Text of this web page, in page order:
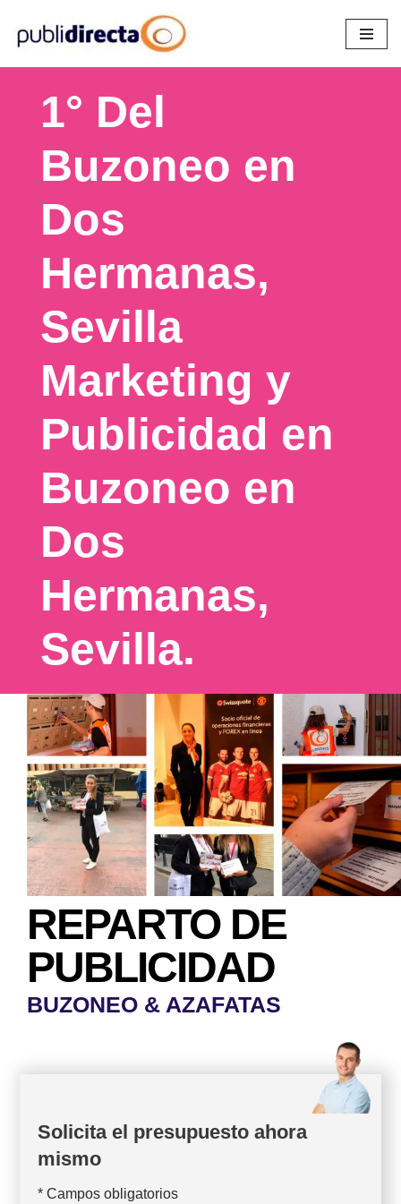
Saltar
contenido
1° Del
Buzoneo en
Dos
Hermanas,
Sevilla
Marketing y
Publicidad en
Buzoneo en
Dos
Hermanas,
Sevilla.
REPARTO DE
PUBLICIDAD
BUZONEO & AZAFATAS
Solicita el presupuesto ahora
mismo
* Campos obligatorios